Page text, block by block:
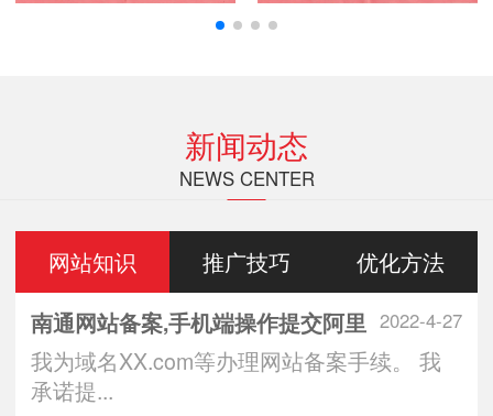
新闻动态
NEWS CENTER
网站知识 推广技巧 优化方法
2022-4-27
南通网站备案,手机端操作提交阿里
我为域名XX.com等办理网站备案手续。 我
承诺提...